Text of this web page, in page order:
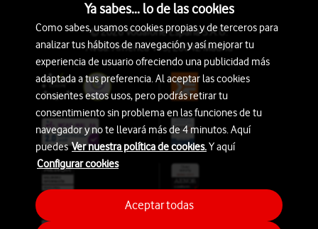
© 2026 Vodafone España S.A.U.
Avda. América 115, 28042 Madrid
Ya sabes... lo de las cookies
Como sabes, usamos cookies propias y de terceros para
analizar tus hábitos de navegación y así mejorar tu
experiencia de usuario ofreciendo una publicidad más
adaptada a tus preferencia. Al aceptar las cookies
consientes estos usos, pero podrás retirar tu
consentimiento sin problema en las funciones de tu
navegador y no te llevará más de 4 minutos. Aquí
puedesVer nuestra política de cookies.Y aquí
Configurar cookies
Aceptar todas